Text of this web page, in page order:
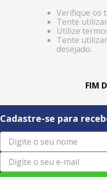
Verifique os
Tente
Utilize
Tente
desejado.
Cadastre-se para